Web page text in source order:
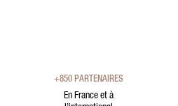
+850 PARTENAIRES
En France et à